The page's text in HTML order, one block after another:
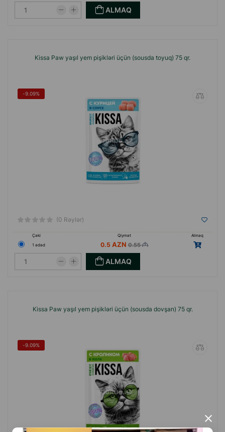
×
ALMAQ
Kissa Paw yaşıl yem pişikləri üçün (sousda toyuq) 75 qr.
-9.09%
(0 Rəylər)
Çəki Qiymət
Almaq
1 ədəd
0.5 0.55
ALMAQ
Kissa Paw yaşıl yem pişikləri üçün (sousda dovşan) 75 qr.
-9.09%